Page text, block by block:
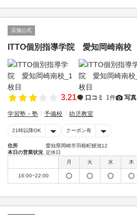
店舗公式
ITTO個別指導学院 愛知岡崎南校
3.21 口コミ 1件 写真
学習塾・塾 予備校 幼児教室
21時以降OK クーポン有
住所
愛知県岡崎市羽根町鰻池12
本日の営業状況 定休日
月
火 水 木
16:00~22:00